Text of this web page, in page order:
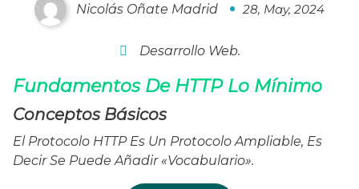
0
Nicolás Oñate Madrid 28, May, 2024
Desarrollo Web.
Fundamentos De HTTP Lo Mínimo
Conceptos Básicos
El Protocolo HTTP Es Un Protocolo Ampliable, Es
Decir Se Puede Añadir «vocabulario».